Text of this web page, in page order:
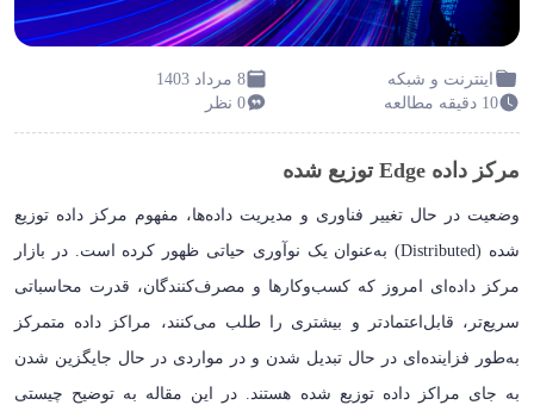
اینترنت و شبکه
8 مرداد 1403
10 دقیقه مطالعه
0 نظر
مرکز داده Edge توزیع شده
وضعیت در حال تغییر فناوری و مدیریت داده‌ها، مفهوم مرکز داده توزیع
شده (Distributed) به‌عنوان یک نوآوری حیاتی ظهور کرده است. در بازار
مرکز داده‌ای امروز که کسب‌وکارها و مصرف‌کنندگان، قدرت محاسباتی
سریع‌تر، قابل‌اعتمادتر و بیشتری را طلب می‌کنند، مراکز داده متمرکز
به‌طور فزاینده‌ای در حال تبدیل شدن و در مواردی در حال جایگزین شدن
به جای مراکز داده توزیع شده هستند. در این مقاله به توضیح چیستی